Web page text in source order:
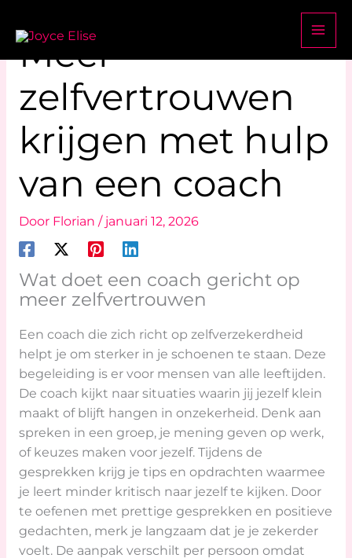
naar
inhoudMeer
zelfvertrouwen
krijgen met hulp
van een coach
Door Florian / januari 12, 2026
Wat doet een coach gericht op
meer zelfvertrouwen
Een coach die zich richt op zelfverzekerdheid
helpt je om sterker in je schoenen te staan. Deze
begeleiding is er voor mensen van alle leeftijden.
De coach kijkt naar situaties waarin jij jezelf klein
maakt of blijft hangen in onzekerheid. Denk aan
spreken in een groep, je mening geven op werk,
of keuzes maken voor jezelf. Tijdens de
gesprekken krijg je tips en opdrachten waarmee
je leert minder kritisch naar jezelf te kijken. Door
te oefenen met prettige gesprekken en positieve
gedachten, merk je langzaam dat je je zekerder
voelt. De aanpak verschilt per persoon omdat